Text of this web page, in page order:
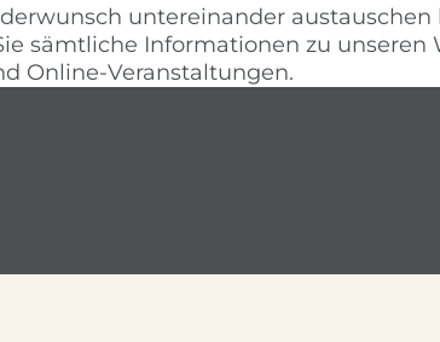
untereinander austauschen
sämtliche Informationen zu unseren
Online-Veranstaltungen.